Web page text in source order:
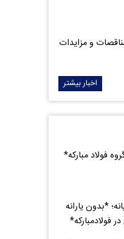
و مزایدات
اخبار بیشتر
*بدون یارانه
فولادمبارکه*